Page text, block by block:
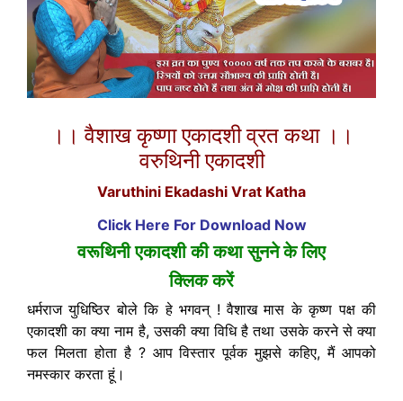
।। वैशाख कृष्णा एकादशी व्रत कथा ।।
वरुथिनी एकादशी
Varuthini Ekadashi Vrat Katha
Click Here For Download Now
वरूथिनी एकादशी की कथा सुनने के लिए
क्लिक करें
धर्मराज युधिष्ठिर बोले कि हे भगवन् ! वैशाख मास के कृष्ण पक्ष की
एकादशी का क्या नाम है, उसकी क्या विधि है तथा उसके करने से क्या
फल मिलता होता है ? आप विस्तार पूर्वक मुझसे कहिए, मैं आपको
नमस्कार करता हूं।